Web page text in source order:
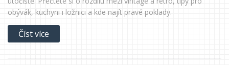
obývák, kuchyni i ložnici a kde najít pravé poklady.
Číst více